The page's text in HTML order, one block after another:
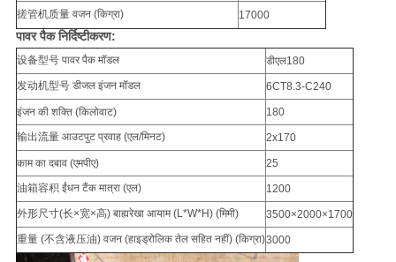
搓管机质量 वजन (किग्रा) 17000
पावर पैक निर्दिष्टीकरण:
设备型号 पावर पैक मॉडल
डीएल180
发动机型号 डीजल इंजन मॉडल
6CT8.3-C240
इंजन की शक्ति (किलोवाट)
180
输出流量 आउटपुट प्रवाह (एल/मिनट)
2x170
काम का दबाव (एमपीए)
25
油箱容积 ईंधन टैंक मात्रा (एल)
1200
外形尺寸(长×宽×高) बाह्यरेखा आयाम (L*W*H) (मिमी)
3500×2000×1700
重量 (不含液压油) वजन (हाइड्रोलिक तेल सहित नहीं) (किग्रा)3000